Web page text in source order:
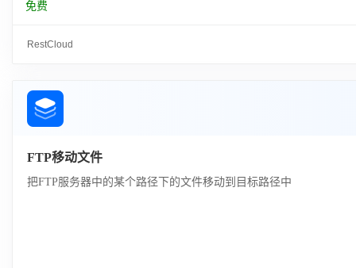
免费
RestCloud
FTP移动文件
把FTP服务器中的某个路径下的文件移动到目标路径中